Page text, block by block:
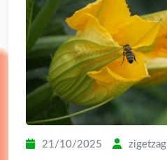
21/10/2025 zigetzag